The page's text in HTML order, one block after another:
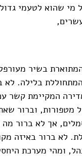
מי שהוא לטעמי
בשיר
בלילה. לא
המקיימת קשר
מטפורות, וברור
אך לא ברור
לא ברור באיזה
ומהי מערכת